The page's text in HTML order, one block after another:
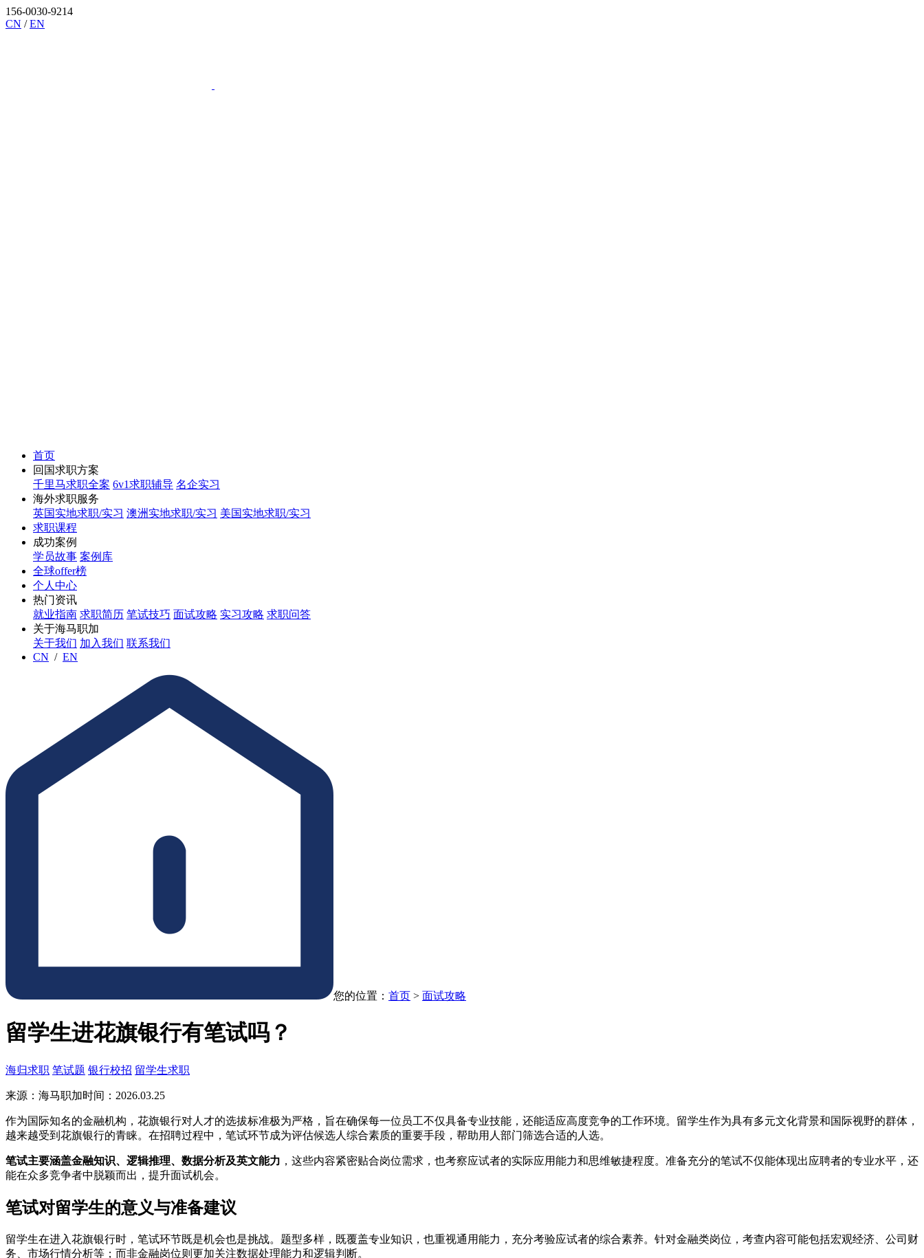
156-0030-9214
CN /EN
首页
回国求职方案
千里马求职全案 6v1求职辅导 名企实习
海外求职服务
英国实地求职/实习 澳洲实地求职/实习 美国实地求职/实习
求职课程
成功案例
学员故事 案例库
全球offer榜
个人中心
热门资讯
就业指南 求职简历 笔试技巧 面试攻略 实习攻略 求职问答
关于海马职加
关于我们 加入我们 联系我们
CN / EN
您的位置： 首页 > 面试攻略
留学生进花旗银行有笔试吗？
海归求职 笔试题 银行校招 留学生求职
来源：海马职加时间：2026.03.25
作为国际知名的金融机构，花旗银行对人才的选拔标准极为严格，旨在确保每一位员工不仅具备专业技能，还能适应高度竞争的工作环境。留学生作为具有多元文化背景和国际视野的群体，
越来越受到花旗银行的青睐。在招聘过程中，笔试环节成为评估候选人综合素质的重要手段，帮助用人部门筛选合适的人选。
笔试主要涵盖金融知识、逻辑推理、数据分析及英文能力 ，这些内容紧密贴合岗位需求，也考察应试者的实际应用能力和思维敏捷程度。准备充分的笔试不仅能体现出应聘者的专业水平，还
能在众多竞争者中脱颖而出，提升面试机会。
笔试对留学生的意义与准备建议
留学生在进入花旗银行时，笔试环节既是机会也是挑战。题型多样，既覆盖专业知识，也重视通用能力，充分考验应试者的综合素养。针对金融类岗位，考查内容可能包括宏观经济、公司财
务、市场行情分析等；而非金融岗位则更加关注数据处理能力和逻辑判断。